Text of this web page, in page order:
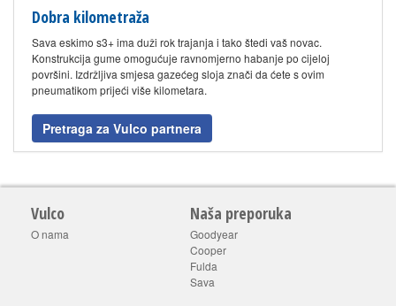
Dobra kilometraža
Sava eskimo s3+ ima duži rok trajanja i tako štedi vaš novac.
Konstrukcija gume omogućuje ravnomjerno habanje po cijeloj
površini. Izdržljiva smjesa gazećeg sloja znači da ćete s ovim
pneumatikom prijeći više kilometara.
Pretraga za Vulco partnera
Vulco
O nama
Naša preporuka
Goodyear
Cooper
Fulda
Sava